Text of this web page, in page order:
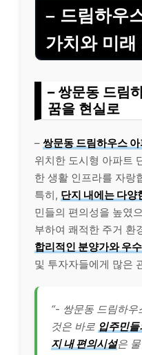
– 드림하우
가치와 미래
– 쌍문동 드림
꿈을 현실로
– 쌍문동 드림하우스
위치한 도시형 아파트
한 생활 인프라를 자랑
특히, 단지 내에는 다양
민들의 편의성을 높였
부하여 쾌적한 주거 환
합리적인 분양가와 우
및 투자자들에게 많은
“- 쌍문동 드림하
것은 바로 입주민
지 내 편의시설은